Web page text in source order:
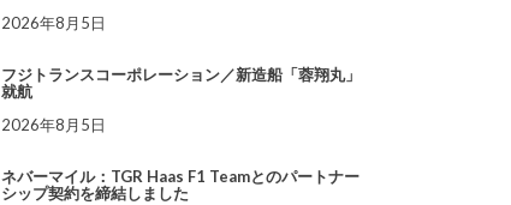
2026年8月5日
フジトランスコーポレーション／新造船「蓉翔丸」
就航
2026年8月5日
ネバーマイル：TGR Haas F1 Teamとのパートナー
シップ契約を締結しました